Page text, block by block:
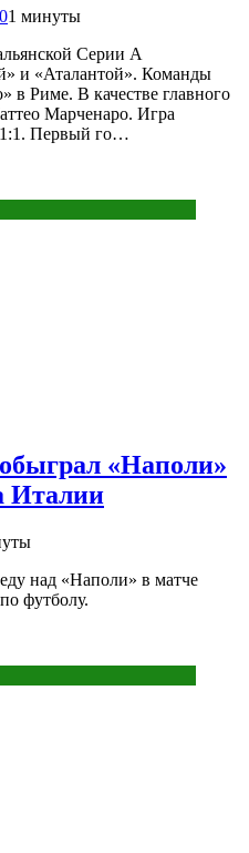
01 минуты
Серии А
и «Аталантой». Команды
в Риме. В качестве главного
Марченаро. Игра
1:1. Первый го…
«Наполи»
Италии
над «Наполи» в матче
футболу.